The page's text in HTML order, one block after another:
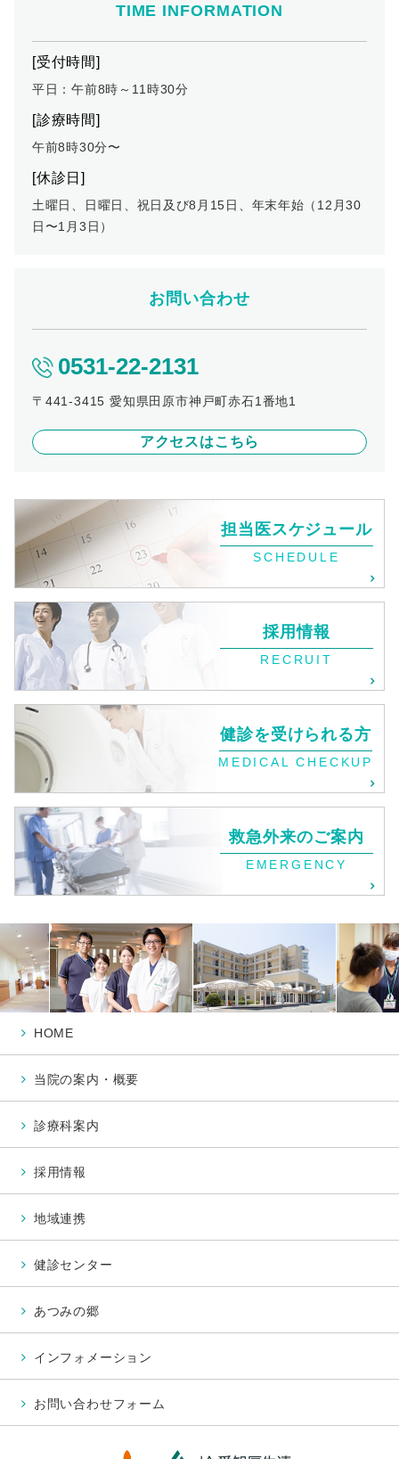
TIME INFORMATION
[受付時間]
平日：午前8時～11時30分
[診療時間]
午前8時30分〜
[休診日]
土曜日、日曜日、祝日及び8月15日、年末年始（12月30
日〜1月3日）
お問い合わせ
0531-22-2131
〒441-3415 愛知県田原市神戸町赤石1番地1
アクセスはこちら
担当医スケジュール
SCHEDULE
採用情報
RECRUIT
健診を受けられる方
MEDICAL CHECKUP
救急外来のご案内
EMERGENCY
HOME
当院の案内・概要
診療科案内
採用情報
地域連携
健診センター
あつみの郷
インフォメーション
お問い合わせフォーム